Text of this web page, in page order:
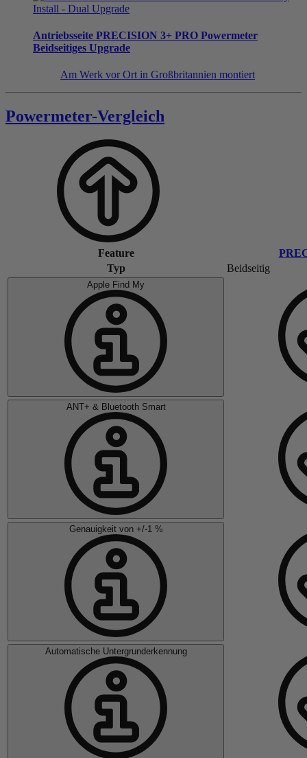
Antriebsseite PRECISION 3+ PRO Powermeter
Beidseitiges Upgrade
Am Werk vor Ort in Großbritannien montiert
Powermeter-Vergleich
Feature
Typ
Beidseitig
Apple Find My
ANT+ & Bluetooth Smart
Genauigkeit von +/-1 %
Automatische Untergrunderkennung